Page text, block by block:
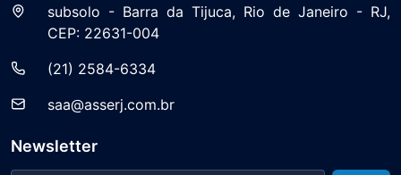
subsolo - Barra da Tijuca, Rio de Janeiro - RJ,
CEP: 22631-004
(21) 2584-6334
saa@asserj.com.br
Newsletter